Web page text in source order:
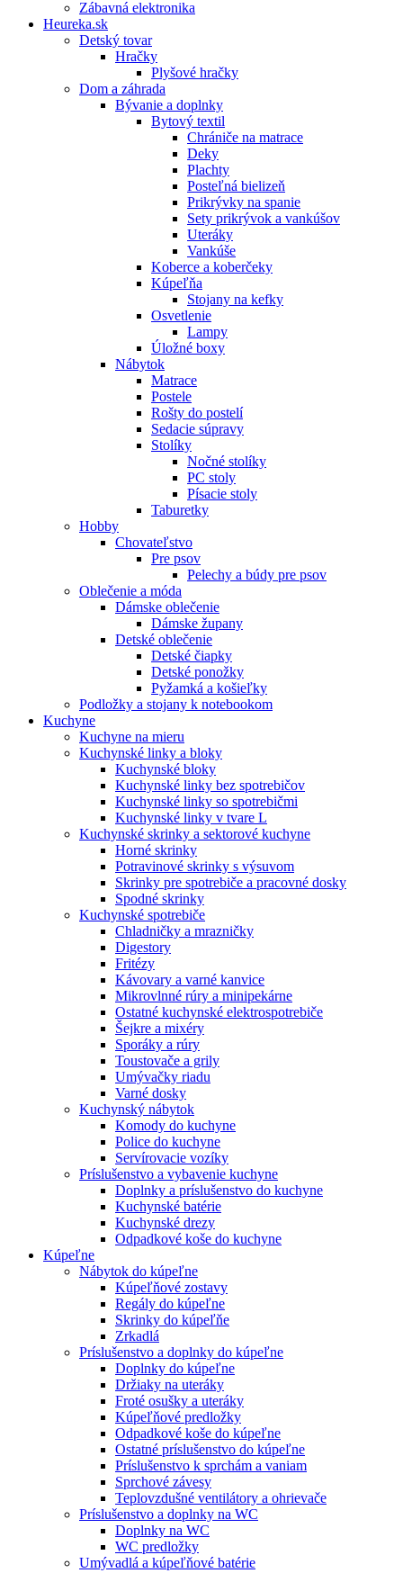
Zábavná elektronika
Heureka.sk
Detský tovar
Hračky
Plyšové hračky
Dom a záhrada
Bývanie a doplnky
Bytový textil
Chrániče na matrace
Deky
Plachty
Posteľná bielizeň
Prikrývky na spanie
Sety prikrývok a vankúšov
Uteráky
Vankúše
Koberce a koberčeky
Kúpeľňa
Stojany na kefky
Osvetlenie
Lampy
Úložné boxy
Nábytok
Matrace
Postele
Rošty do postelí
Sedacie súpravy
Stolíky
Nočné stolíky
PC stoly
Písacie stoly
Taburetky
Hobby
Chovateľstvo
Pre psov
Pelechy a búdy pre psov
Oblečenie a móda
Dámske oblečenie
Dámske župany
Detské oblečenie
Detské čiapky
Detské ponožky
Pyžamká a košieľky
Podložky a stojany k notebookom
Kuchyne
Kuchyne na mieru
Kuchynské linky a bloky
Kuchynské bloky
Kuchynské linky bez spotrebičov
Kuchynské linky so spotrebičmi
Kuchynské linky v tvare L
Kuchynské skrinky a sektorové kuchyne
Horné skrinky
Potravinové skrinky s výsuvom
Skrinky pre spotrebiče a pracovné dosky
Spodné skrinky
Kuchynské spotrebiče
Chladničky a mrazničky
Digestory
Fritézy
Kávovary a varné kanvice
Mikrovlnné rúry a minipekárne
Ostatné kuchynské elektrospotrebiče
Šejkre a mixéry
Sporáky a rúry
Toustovače a grily
Umývačky riadu
Varné dosky
Kuchynský nábytok
Komody do kuchyne
Police do kuchyne
Servírovacie vozíky
Príslušenstvo a vybavenie kuchyne
Doplnky a príslušenstvo do kuchyne
Kuchynské batérie
Kuchynské drezy
Odpadkové koše do kuchyne
Kúpeľne
Nábytok do kúpeľne
Kúpeľňové zostavy
Regály do kúpeľne
Skrinky do kúpeľňe
Zrkadlá
Príslušenstvo a doplnky do kúpeľne
Doplnky do kúpeľne
Držiaky na uteráky
Froté osušky a uteráky
Kúpeľňové predložky
Odpadkové koše do kúpeľne
Ostatné príslušenstvo do kúpeľne
Príslušenstvo k sprchám a vaniam
Sprchové závesy
Teplovzdušné ventilátory a ohrievače
Príslušenstvo a doplnky na WC
Doplnky na WC
WC predložky
Umývadlá a kúpeľňové batérie